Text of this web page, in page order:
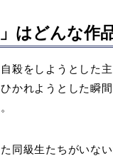
」はどんな作
殺をしようとした
かれようとした瞬
同級生たちがいな